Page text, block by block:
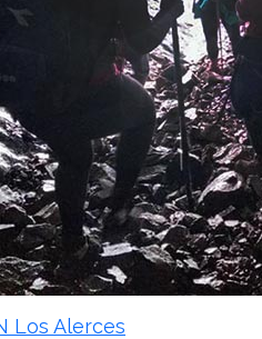
Los Alerces